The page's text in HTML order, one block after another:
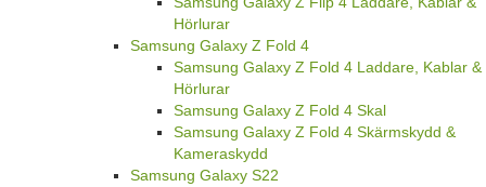
Hörlurar
Samsung Galaxy Z Fold 4
Samsung Galaxy Z Fold 4 Laddare, Kablar &
Hörlurar
Samsung Galaxy Z Fold 4 Skal
Samsung Galaxy Z Fold 4 Skärmskydd &
Kameraskydd
Samsung Galaxy S22